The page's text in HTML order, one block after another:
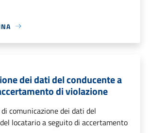
dei dati del conducente a
di violazione
comunicazione dei dati del
locatario a seguito di accertamento